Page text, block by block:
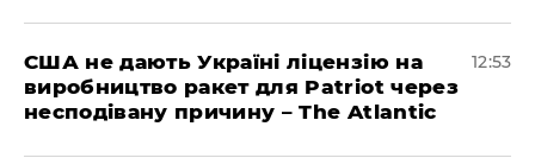
США не дають Україні ліцензію на
виробництво ракет для Patriot через
несподівану причину – The Atlantic
12:53